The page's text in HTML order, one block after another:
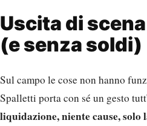
Uscita di
(e senza soldi)
Sul campo le cose non hanno
Spalletti porta con sé un gesto
liquidazione, niente cause,